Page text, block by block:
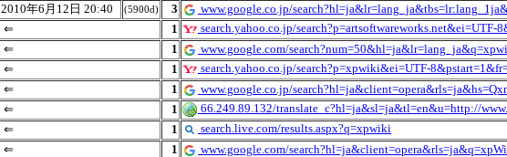
2010年6月12日 20:40 (5900d) 3
www.google.co.jp/
⇐ 1
search.yahoo.co.jp/search?p=artsoftwareworks.net&ei=UTF-
⇐ 1
www.google.com/
⇐ 1
search.yahoo.co.jp/search?p=xpwiki&ei=UTF-
⇐ 1
www.google.co.jp/
⇐ 1
66.249.89.132/translate_c?hl=ja&sl=ja&tl=en&u=http://
⇐ 1
search.live.com/results.aspx?q=xpwiki
⇐ 1 www.google.com/